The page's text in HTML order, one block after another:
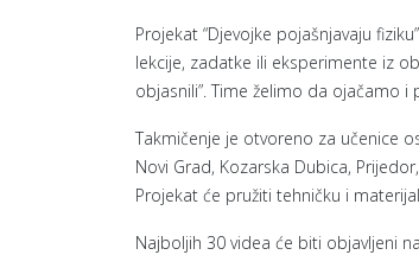
Projekat “Djevojke pojašnjavaju
lekcije, zadatke ili eksperimente iz
objasnili”. Time želimo da ojačamo
Takmičenje je otvoreno za učenice
Novi Grad, Kozarska Dubica,
Projekat će pružiti tehničku i
Najboljih 30 videa će biti objavljeni